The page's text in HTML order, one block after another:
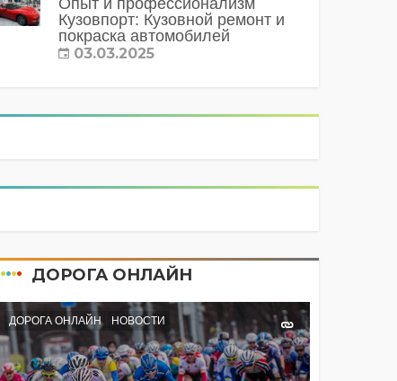
Опыт и профессионализм
Кузовпорт: Кузовной ремонт и
покраска автомобилей
03.03.2025
ДОРОГА ОНЛАЙН
ДОРОГА ОНЛАЙН НОВОСТИ